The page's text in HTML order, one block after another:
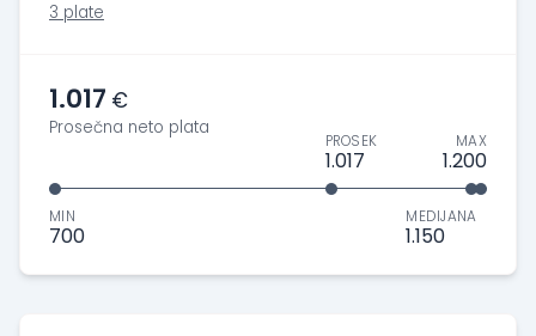
3 plate
1.017 €
Prosečna neto plata
MIN
700
MEDIJANA
1.150
PROSEK
1.017
MAX
1.200